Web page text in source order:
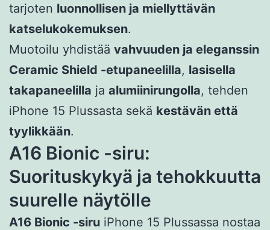
tarjoten luonnollisen ja miellyttävän
katselukokemuksen.
Muotoilu yhdistää vahvuuden ja eleganssin
Ceramic Shield -etupaneelilla, lasisella
takapaneelilla ja alumiinirungolla, tehden
iPhone 15 Plussasta sekä kestävän että
tyylikkään.
A16 Bionic -siru:
Suorituskykyä ja tehokkuutta
suurelle näytölle
A16 Bionic -siru iPhone 15 Plussassa nostaa